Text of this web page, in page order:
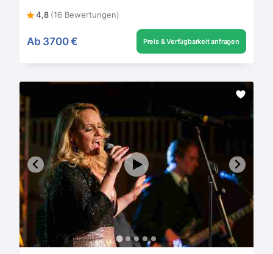
4,8 (16 Bewertungen)
Ab 3700 € Preis & Verfügbarkeit anfragen